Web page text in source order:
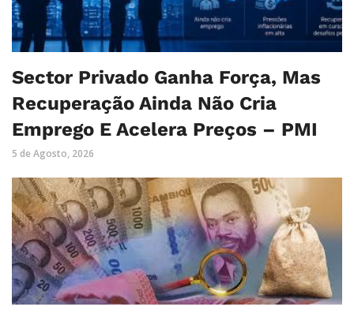
Sector Privado Ganha Força, Mas
Recuperação Ainda Não Cria
Emprego E Acelera Preços – PMI
5 de Agosto, 2026